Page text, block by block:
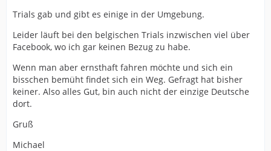
Trials gab und gibt es einige in der Umgebung.
Leider läuft bei den belgischen Trials inzwischen viel über
Facebook, wo ich gar keinen Bezug zu habe.
Wenn man aber ernsthaft fahren möchte und sich ein
bisschen bemüht findet sich ein Weg. Gefragt hat bisher
keiner. Also alles Gut, bin auch nicht der einzige Deutsche
dort.
Gruß
Michael